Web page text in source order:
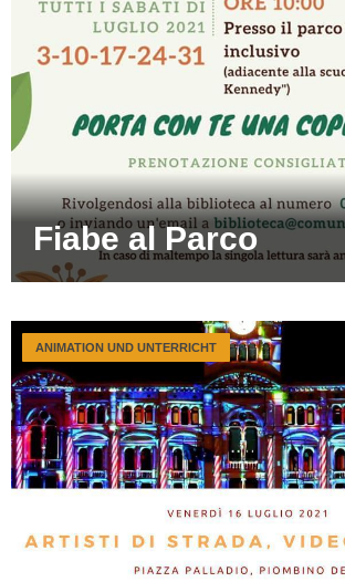
Fiabe al Parco
ANIMATION UND UNTERRICHT